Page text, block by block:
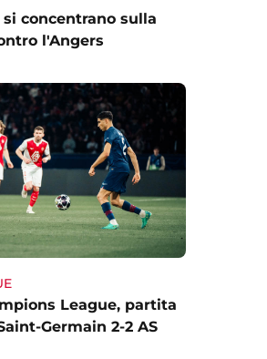
concentrano sulla
l'Angers
League, partita
Germain 2-2 AS